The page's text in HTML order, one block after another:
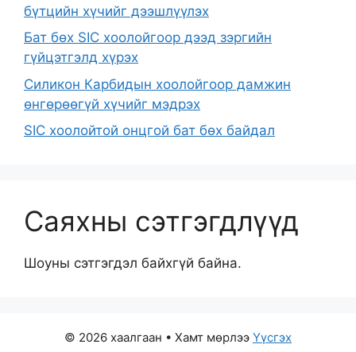
бүтцийн хүчийг дээшлүүлэх
Бат бөх SIC хоолойгоор дээд зэргийн
гүйцэтгэлд хүрэх
Силикон Карбидын хоолойгоор дамжин
өнгөрөөгүй хүчийг мэдрэх
SIC хоолойтой онцгой бат бөх байдал
Саяхны сэтгэгдлүүд
Шоуны сэтгэгдэл байхгүй байна.
© 2026 хаалгаан • Хамт мөрлээ Үүсгэх